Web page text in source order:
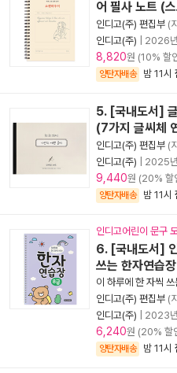
어 필사 노트 (
인디고(주) 편집부 (
인디고(주)
2026
8,820원 (10% 할
양탄자배송 밤 11시
5. [국내도서]
(7가지 글씨체
인디고(주) 편집부 (
인디고(주)
2025
9,440원 (20% 할
양탄자배송 밤 11시
인디고어린이 문구
6. [국내도서]
쓰는 한자연습
이 하루에 한 자씩
인디고(주) 편집부 (
인디고(주)
2023
6,240원 (20% 할
양탄자배송 밤 11시